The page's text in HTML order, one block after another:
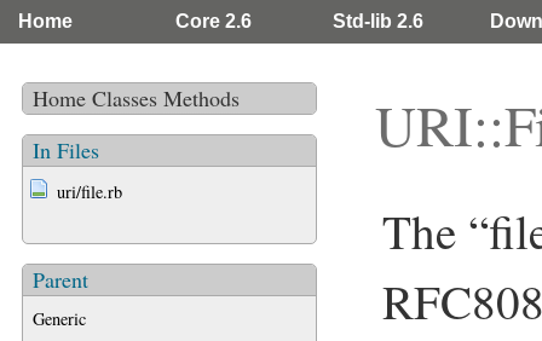
Home Core 2.6 Std-lib 2.6
Home Classes Methods
In Files
uri/file.rb
Parent
Generic
The